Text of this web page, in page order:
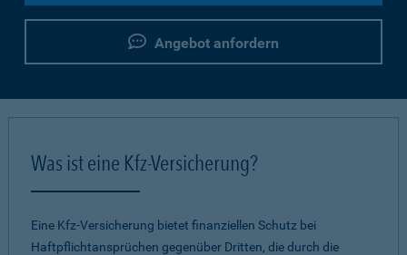
Angebot anfordern
Was ist eine Kfz-Versicherung?
Eine Kfz-Versicherung bietet finanziellen Schutz bei
Haftpflichtansprüchen gegenüber Dritten, die durch die